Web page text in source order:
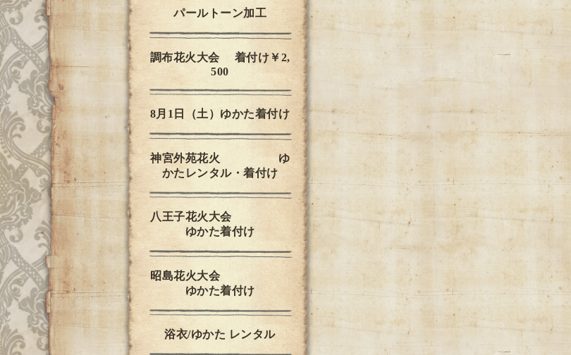
パールトーン加工
調布花火大会 着付け￥2,
500
8月1日（土）ゆかた着付け
神宮外苑花火 ゆ
かたレンタル・着付け
八王子花火大会
ゆかた着付け
昭島花火大会
ゆかた着付け
浴衣/ゆかた レンタル